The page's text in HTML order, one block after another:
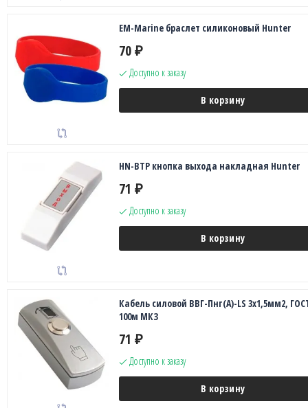
EM-Marine браслет силиконовый Hunter
70 ₽
Доступно к заказу
В корзину
HN-BTP кнопка выхода накладная Hunter
71 ₽
Доступно к заказу
В корзину
Кабель силовой ВВГ-Пнг(A)-LS 3х1,5мм2,
100м МКЗ
71 ₽
Доступно к заказу
В корзину